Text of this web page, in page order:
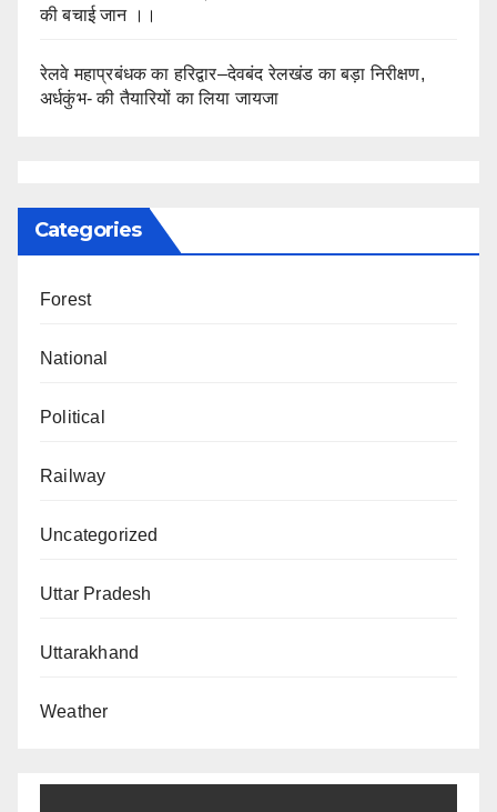
की बचाई जान ।।
रेलवे महाप्रबंधक का हरिद्वार–देवबंद रेलखंड का बड़ा निरीक्षण,
अर्धकुंभ- की तैयारियों का लिया जायजा
Categories
Forest
National
Political
Railway
Uncategorized
Uttar Pradesh
Uttarakhand
Weather